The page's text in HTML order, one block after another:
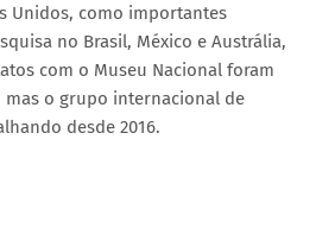
Unidos, como importantes
no Brasil, México e Austrália,
com o Museu Nacional foram
mas o grupo internacional de
desde 2016.